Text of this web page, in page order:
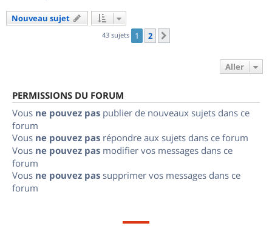
Nouveau sujet
43 sujets 1 2
Aller
PERMISSIONS DU FORUM
Vous ne pouvez pas publier de nouveaux sujets dans ce
forum
Vous ne pouvez pas répondre aux sujets dans ce forum
Vous ne pouvez pas modifier vos messages dans ce
forum
Vous ne pouvez pas supprimer vos messages dans ce
forum